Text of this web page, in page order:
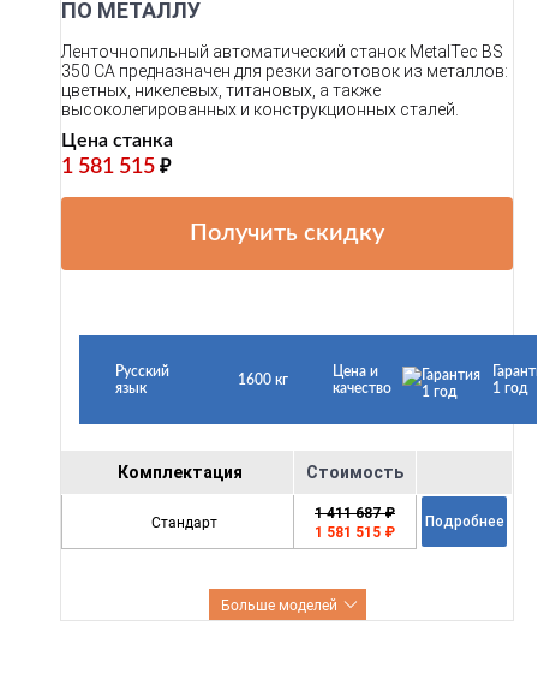
ПО МЕТАЛЛУ
Ленточнопильный автоматический станок MetalTec BS
350 СA предназначен для резки заготовок из металлов:
цветных, никелевых, титановых, а также
высоколегированных и конструкционных сталей.
Цена станка
1 581 515 ₽
Получить скидку
Русский
язык
1600 кг
Цена и
качество
1 год
Комплектация Стоимость
Стандарт
1 411 687 ₽
1 581 515 ₽
Подробнее
Больше моделей